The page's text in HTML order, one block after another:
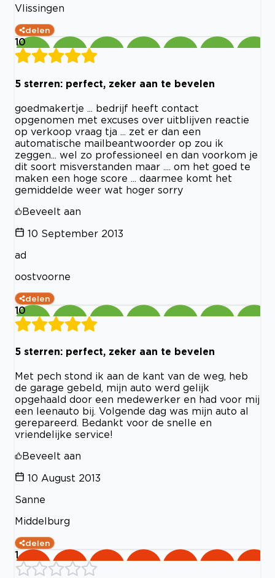
Vlissingen
delen
10
5 sterren: perfect, zeker aan te bevelen
goedmakertje ... bedrijf heeft contact
opgenomen met excuses over uitblijven reactie
op verkoop vraag tja ... zet er dan een
automatische mailbeantwoorder op zou ik
zeggen... wel zo professioneel en dan voorkom je
dit soort misverstanden maar .... om het goed te
maken een hoge score ... daarmee komt het
gemiddelde weer wat hoger sorry
Beveelt aan
10 September 2013
ad
oostvoorne
delen
10
5 sterren: perfect, zeker aan te bevelen
Met pech stond ik aan de kant van de weg, heb
de garage gebeld, mijn auto werd gelijk
opgehaald door een medewerker en had voor mij
een leenauto bij. Volgende dag was mijn auto al
gerepareerd. Bedankt voor de snelle en
vriendelijke service!
Beveelt aan
10 August 2013
Sanne
Middelburg
delen
1